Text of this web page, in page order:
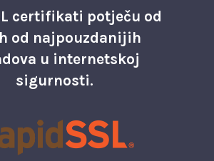
certifikati potječu od
od najpouzdanijih
u internetskoj
sigurnosti.